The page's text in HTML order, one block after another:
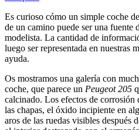
Es curioso cómo un simple coche
de un camino puede ser una fuente
modelista. La cantidad de
luego ser representada en nuestras
ayuda.
Os mostramos una galería con
coche, que parece un Peugeot 205
calcinado. Los efectos de corrosión
las chapas, el óxido incipiente en
aros de las ruedas visibles después